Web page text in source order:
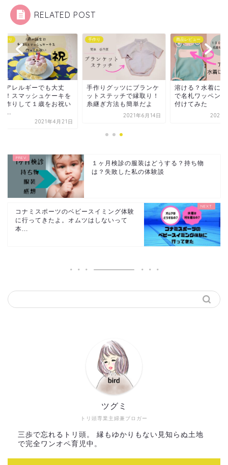
RELATED POST
レルギーでも大丈
スマッシュケーキを
りして１歳をお祝い
2021年4月21日
手作り
手作りグッツにブランケ
ットステッチで縁取り！
糸継ぎ方法も簡単だよ
2021年6月14日
商品レビュー
溶ける？水着にアイ
で名札ワッペンを実
付けてみた
2021年4
１ヶ月検診の服装はどうする？持ち物
は？失敗した私の体験談
コナミスポーツのベビースイミング体験
に行ってきたよ。オムツはしないって
本...
トリ頭専業主婦兼ブロガー
ツグミ
三歩で忘れるトリ頭。 縁もゆかりもない見知らぬ土地
で完全ワンオペ育児中。